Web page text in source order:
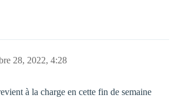
28, 2022, 4:28
à la charge en cette fin de semaine